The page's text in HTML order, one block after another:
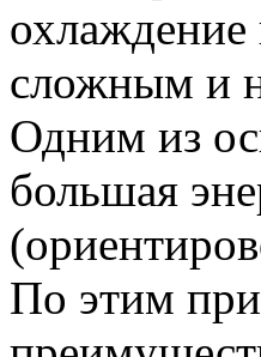
сложным и
Одним из
большая
По этим